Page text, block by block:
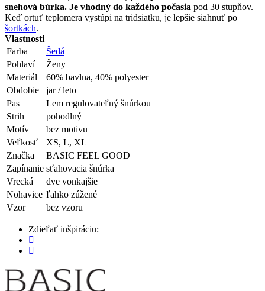
snehová búrka. Je vhodný do každého počasia pod 30 stupňov.
Keď ortuť teplomera vystúpi na tridsiatku, je lepšie siahnuť po
šortkách.
Vlastnosti
Farba
Šedá
Pohlaví
Ženy
Materiál
60% bavlna, 40% polyester
Obdobie
jar / leto
Pas
Lem regulovateľný šnúrkou
Strih
pohodlný
Motív
bez motivu
Veľkosť
XS, L, XL
Značka
BASIC FEEL GOOD
Zapínanie sťahovacia šnúrka
Vrecká
dve vonkajšie
Nohavice ľahko zúžené
Vzor
bez vzoru
Zdieľať inšpiráciu: